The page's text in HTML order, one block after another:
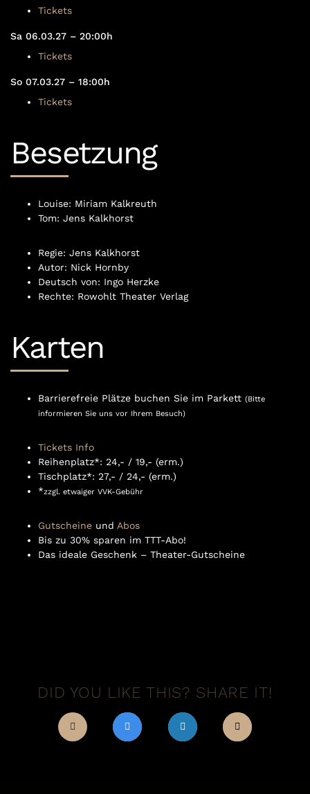
Tickets
Sa 06.03.27 – 20:00h
Tickets
So 07.03.27 – 18:00h
Tickets
Besetzung
Louise: Miriam Kalkreuth
Tom: Jens Kalkhorst
Regie: Jens Kalkhorst
Autor: Nick Hornby
Deutsch von: Ingo Herzke
Rechte: Rowohlt Theater Verlag
Karten
Barrierefreie Plätze buchen Sie im Parkett (Bitte
informieren Sie uns vor Ihrem Besuch)
Tickets Info
Reihenplatz*: 24,- / 19,- (erm.)
Tischplatz*: 27,- / 24,- (erm.)
*zzgl. etwaiger VVK-Gebühr
Gutscheine und Abos
Bis zu 30% sparen im TTT-Abo!
Das ideale Geschenk – Theater-Gutscheine
DID YOU LIKE THIS? SHARE IT!